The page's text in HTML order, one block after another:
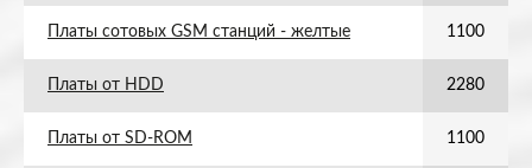
Платы сотовых GSM станций - желтые 1100
Платы от HDD 2280
Платы от SD-ROM 1100